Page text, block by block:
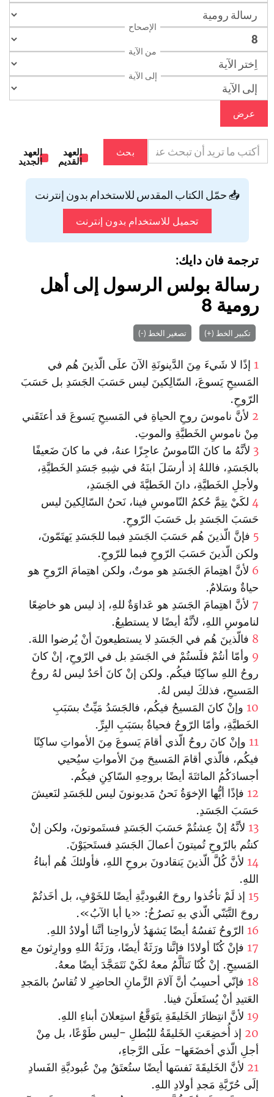
الإصحاح
من الآية
إلى الآية
عرض
بحث
العهد
القديم
العهد
الجديد
📥 حمّل الكتاب المقدس للاستخدام بدون إنترنت
تحميل للاستخدام بدون إنترنت
ترجمة فان دايك:
رسالة بولس الرسول إلى أهل
رومية 8
تكبير الخط (+) تصغير الخط (-)
1 إذًا لا شَيءَ مِنَ الدَّينونَةِ الآنَ علَى الّذينَ هُم في
المَسيحِ يَسوعَ، السّالِكينَ ليس حَسَبَ الجَسَدِ بل حَسَبَ
الرّوحِ.
2 لأنَّ ناموسَ روحِ الحياةِ في المَسيحِ يَسوعَ قد أعتَقَني
مِنْ ناموسِ الخَطيَّةِ والموتِ.
3 لأنَّهُ ما كانَ النّاموسُ عاجِزًا عنهُ، في ما كانَ ضَعيفًا
بالجَسَدِ، فاللهُ إذ أرسَلَ ابنَهُ في شِبهِ جَسَدِ الخَطيَّةِ،
ولأجلِ الخَطيَّةِ، دانَ الخَطيَّةَ في الجَسَدِ،
4 لكَيْ يتِمَّ حُكمُ النّاموسِ فينا، نَحنُ السّالِكينَ ليس
حَسَبَ الجَسَدِ بل حَسَبَ الرّوحِ.
5 فإنَّ الّذينَ هُم حَسَبَ الجَسَدِ فبما للجَسَدِ يَهتَمّونَ،
ولكن الّذينَ حَسَبَ الرّوحِ فبما للرّوحِ.
6 لأنَّ اهتِمامَ الجَسَدِ هو موتٌ، ولكن اهتِمامَ الرّوحِ هو
حياةٌ وسَلامٌ.
7 لأنَّ اهتِمامَ الجَسَدِ هو عَداوَةٌ للهِ، إذ ليس هو خاضِعًا
لناموسِ اللهِ، لأنَّهُ أيضًا لا يستطيعُ.
8 فالّذينَ هُم في الجَسَدِ لا يستطيعونَ أنْ يُرضوا اللهَ.
9 وأمّا أنتُمْ فلَستُمْ في الجَسَدِ بل في الرّوحِ، إنْ كانَ
روحُ اللهِ ساكِنًا فيكُم. ولكن إنْ كانَ أحَدٌ ليس لهُ روحُ
المَسيحِ، فذلكَ ليس لهُ.
10 وإنْ كانَ المَسيحُ فيكُم، فالجَسَدُ مَيِّتٌ بسَبَبِ
الخَطيَّةِ، وأمّا الرّوحُ فحياةٌ بسَبَبِ البِرِّ.
11 وإنْ كانَ روحُ الّذي أقامَ يَسوعَ مِنَ الأمواتِ ساكِنًا
فيكُم، فالّذي أقامَ المَسيحَ مِنَ الأمواتِ سيُحيي
أجسادَكُمُ المائتَةَ أيضًا بروحِهِ السّاكِنِ فيكُم.
12 فإذًا أيُّها الإخوَةُ نَحنُ مَديونونَ ليس للجَسَدِ لنَعيشَ
حَسَبَ الجَسَدِ.
13 لأنَّهُ إنْ عِشتُمْ حَسَبَ الجَسَدِ فستَموتونَ، ولكن إنْ
كنتُم بالرّوحِ تُميتونَ أعمالَ الجَسَدِ فستَحيَوْنَ.
14 لأنَّ كُلَّ الّذينَ يَنقادونَ بروحِ اللهِ، فأولئكَ هُم أبناءُ
اللهِ.
15 إذ لَمْ تأخُذوا روحَ العُبوديَّةِ أيضًا للخَوْفِ، بل أخَذتُمْ
روحَ التَّبَنّي الّذي بهِ نَصرُخُ: «يا أبا الآبُ».
16 الرّوحُ نَفسُهُ أيضًا يَشهَدُ لأرواحِنا أنَّنا أولادُ اللهِ.
17 فإنْ كُنّا أولادًا فإنَّنا ورَثَةٌ أيضًا، ورَثَةُ اللهِ ووارِثونَ مع
المَسيحِ. إنْ كُنّا نَتألَّمُ معهُ لكَيْ نَتَمَجَّدَ أيضًا معهُ.
18 فإنّي أحسِبُ أنَّ آلامَ الزَّمانِ الحاضِرِ لا تُقاسُ بالمَجدِ
العَتيدِ أنْ يُستَعلَنَ فينا.
19 لأنَّ انتِظارَ الخَليقَةِ يتَوَقَّعُ استِعلانَ أبناءِ اللهِ.
20 إذ أُخضِعَتِ الخَليقَةُ للبُطلِ -ليس طَوْعًا، بل مِنْ
أجلِ الّذي أخضَعَها- علَى الرَّجاءِ،
21 لأنَّ الخَليقَةَ نَفسَها أيضًا ستُعتَقُ مِنْ عُبوديَّةِ الفَسادِ
إلَى حُرّيَّةِ مَجدِ أولادِ اللهِ.